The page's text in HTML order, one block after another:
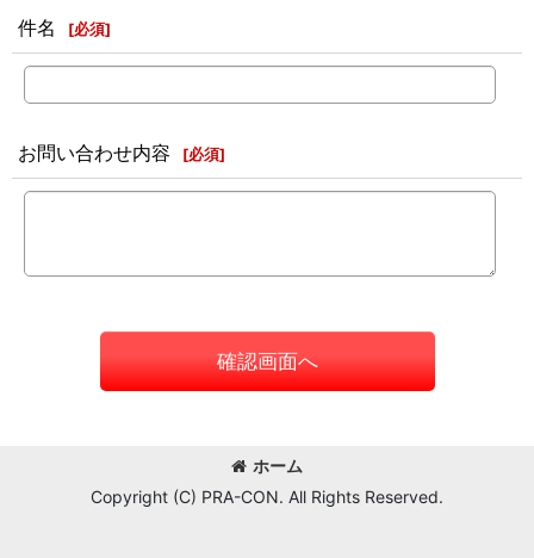
件名 [必須]
お問い合わせ内容 [必須]
確認画面へ
ホーム
Copyright (C) PRA-CON. All Rights Reserved.